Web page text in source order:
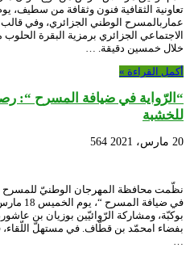
عماربالمسرح الوطني الجزائري، وفي قالب
الاجتماعي الجزائري برمزية البقرة
خلال خمسين دقيقة. …
أكمل القراءة »
“الرّواية في ضيافة المسرح “:
للخشبة
20 مارس، 2021 564
نظّمت محافظة المهرجان الوطنيّ للمسرح
بوكبّة، ومشاركة الرّوائيّين بوزيان بن
بفضاء امحمّد بن قطّاف. في مستهلّ اللّقاء،
…